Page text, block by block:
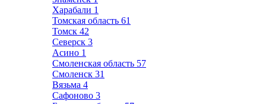
Харабали 1
Томская область 61
Томск 42
Северск 3
Асино 1
Смоленская область 57
Смоленск 31
Вязьма 4
Сафоново 3